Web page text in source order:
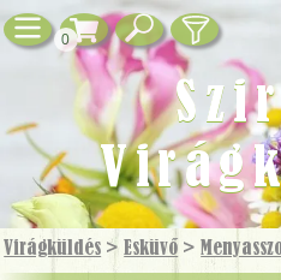
0
Virágküldés > Esküvő >